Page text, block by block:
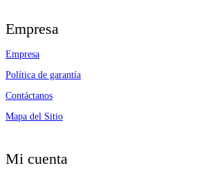
Empresa
Empresa
Política de garantía
Contáctanos
Mapa del Sitio
Mi cuenta